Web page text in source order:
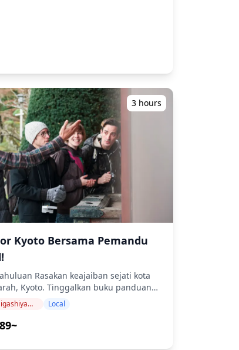
untuk 24 Juli: 07:30〜09:00 ⚠︎ Dari
Shijo Conference Center (lokasi
tiket) ke kursi penonton Gion,
satu pemberhentian kereta atau
menit berjalan kaki. Harap
waktu yang cukup dan datang lebih
mengambil tiket Anda pada hari
waktu yang ditentukan, kami tidak
pengembalian dana.
memberi Anda jam penerimaan
secara individu di kemudian hari.
kursi tidak tersedia. ## **Tentang
・Rencana menginap untuk
Gion Shinbashi Pemesanan hanya
berdua Silakan pergi sendiri
dan check in. Menginap dua malam
sehari sebelum dan hari festival
twin standar Hanya kamar (Makanan
Higashiyama Ward, Kyoto City 〒
disediakan oleh wisatawan. (Harap
kamera film Anda sendiri sebelumnya.)
dari jumlah film, waktu pemotretan
satu jam. (Tergantung pada situasi,
tidak memungkinkan untuk
semua gambar dalam batas waktu.)
film dan konversi data akan
oleh wisatawan. ・Tidak ada
koreksi atau koreksi kosmetik yang
・Karena menggunakan film,
dapat diperiksa segera setelah
Oleh karena itu, ada kemungkinan
termasuk. Mohon pengertiannya.
・Pemandu Fotografi yang
dengan preferensi bahasa Anda
medis tanpa uang tunai jika
atau sakit selama tur ■Tidak
Kyoto atau di beberapa lokasi, biaya
3 hours
Kyoto Bersama Pemandu
Rasakan keajaiban sejati kota
Kyoto. Tinggalkan buku panduan
mulailah petualangan otentik,
kuil-kuil ikonis dan distrik budaya,
lingkungan yang dinamis, permata
Gion/Higashiyama (Kiyomizu-dera, Yasaka, Heian) Local